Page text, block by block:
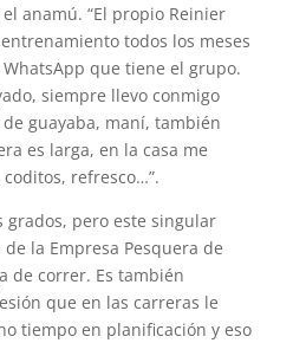
anamú. “El propio Reinier
todos los meses
que tiene el grupo.
siempre llevo conmigo
guayaba, maní, también
es larga, en la casa me
refresco…”.
grados, pero este singular
la Empresa Pesquera de
de correr. Es también
que en las carreras le
tiempo en planificación y eso